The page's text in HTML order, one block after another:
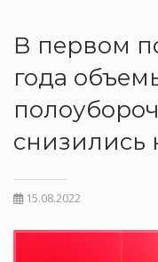
В первом
года
снизились
15.08.2022